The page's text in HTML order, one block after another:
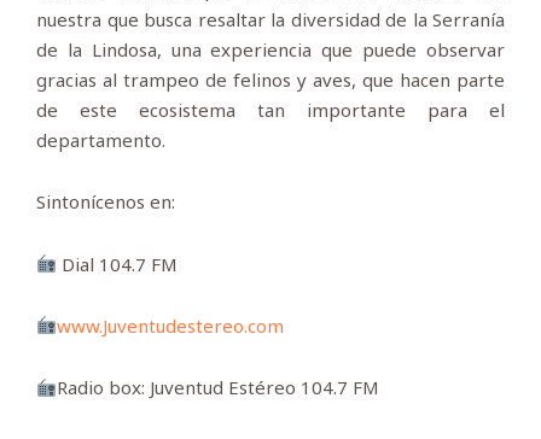
nuestra que busca resaltar la diversidad de la Serranía
de la Lindosa, una experiencia que puede observar
gracias al trampeo de felinos y aves, que hacen parte
de este ecosistema tan importante para el
departamento.
Sintonícenos en:
Dial 104.7 FM
www.Juventudestereo.com
Radio box: Juventud Estéreo 104.7 FM